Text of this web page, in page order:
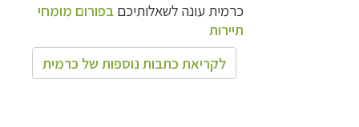
כרמית עונה לשאלותיכם בפורום מומחי
תיירות
לקריאת כתבות נוספות של כרמית